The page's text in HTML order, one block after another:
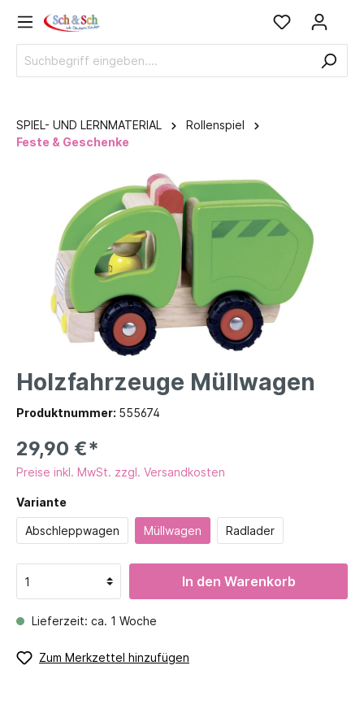
SPIEL- UND LERNMATERIAL
Rollenspiel
Feste & Geschenke
Holzfahrzeuge Müllwagen
Produktnummer: 555674
29,90 €*
Preise inkl. MwSt. zzgl. Versandkosten
Variante
Abschleppwagen Müllwagen Radlader
In den Warenkorb
Lieferzeit: ca. 1 Woche
Zum Merkzettel hinzufügen